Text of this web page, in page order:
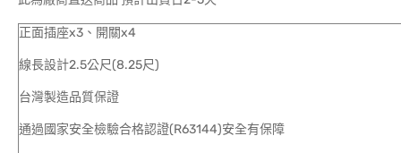
正面插座x3、開關x4
線長設計2.5公尺(8.25尺)
台灣製造品質保證
通過國家安全檢驗合格認證(R63144)安全有保障